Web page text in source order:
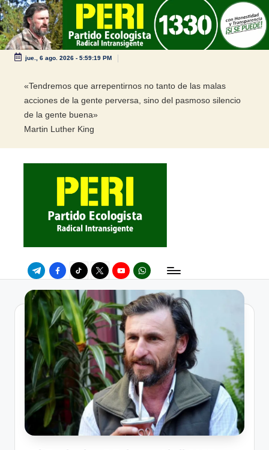
Saltar
al
contenido
jue., 6 ago. 2026- 5:59:20 PM
«Tendremos que arrepentirnos no tanto de las malas
acciones de la gente perversa, sino del pasmoso silencio
de la gente buena»
Martin Luther King
TelegramFacebook
TikTokTwitterYoutubeWhatsApp